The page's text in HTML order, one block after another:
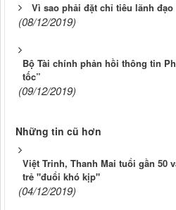
Vì sao phải đặt chỉ tiêu lãnh
(08/12/2019)
Bộ Tài chính phản hồi thông tin
tốc”
(09/12/2019)
Những tin cũ hơn
Việt Trinh, Thanh Mai tuổi gần 50
trẻ "đuổi khó kịp"
(04/12/2019)